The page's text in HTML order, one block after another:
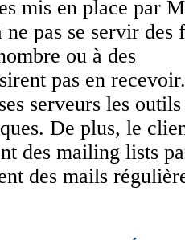
mis en place par
ne pas se servir
ou à des
pas en
serveurs les
De plus, le
des mailing lists
des mails